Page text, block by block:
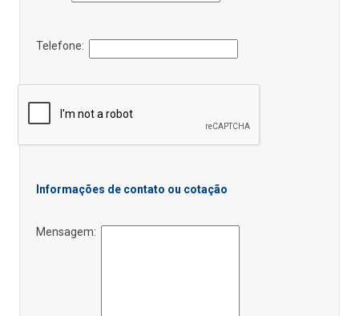
Telefone:
Informações de contato ou cotação
Mensagem: